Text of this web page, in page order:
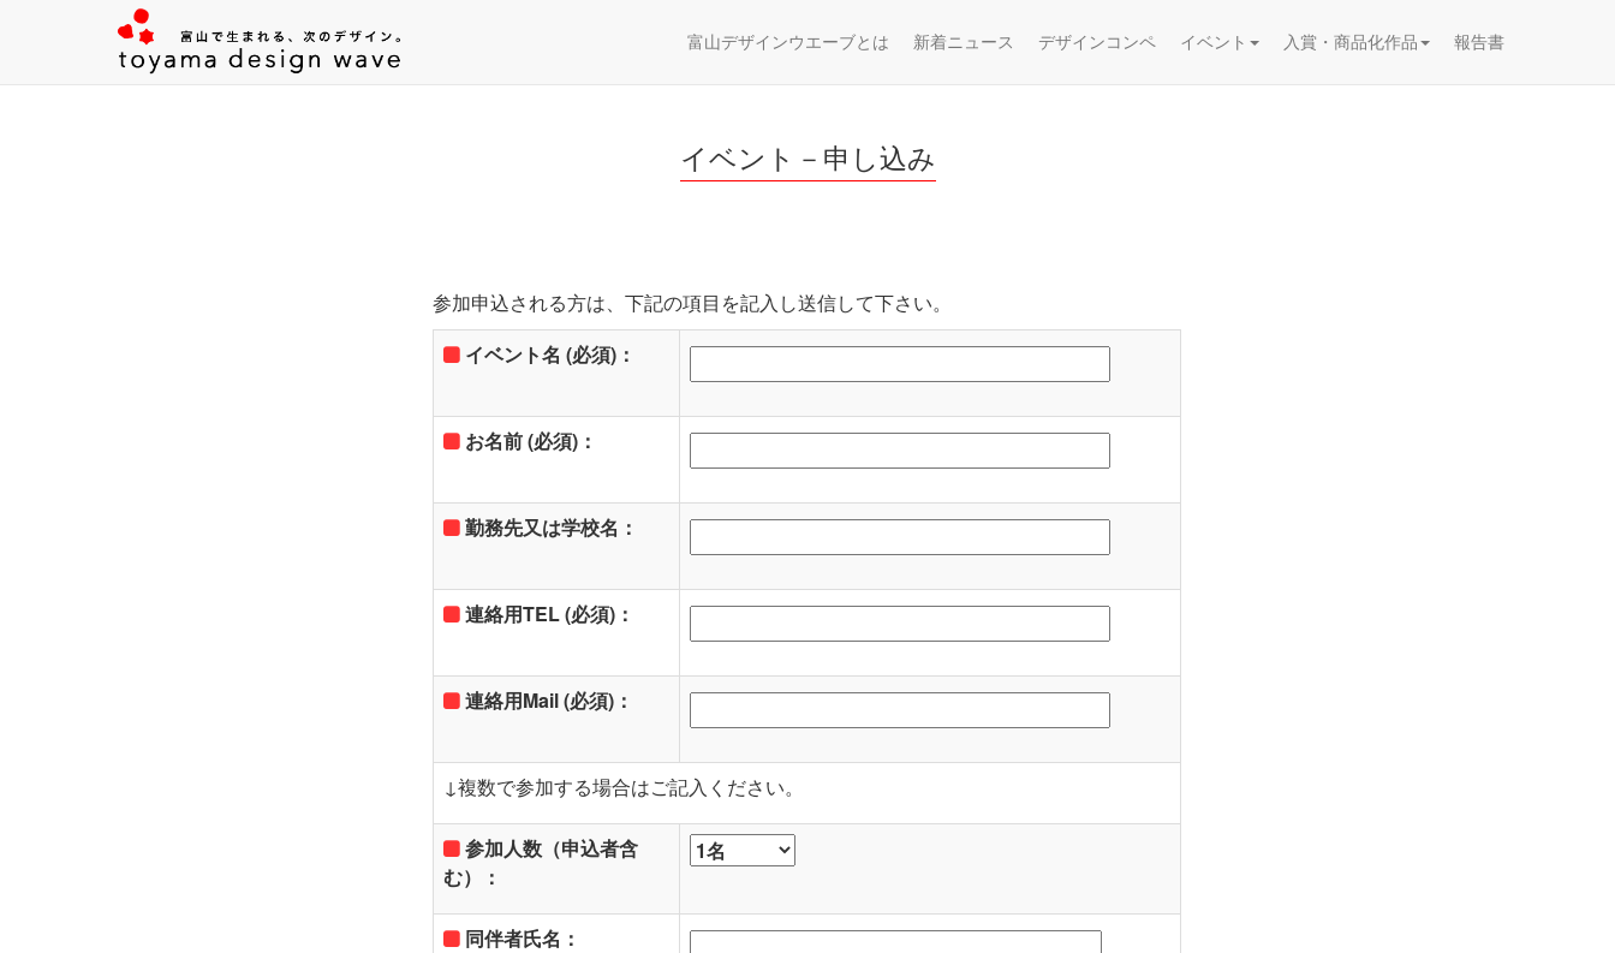
富山デザインウエーブとは 新着ニュース デザインコンペ イベント 入賞・商品化作品 報告書
イベント－申し込み
参加申込される方は、下記の項目を記入し送信して下さい。
イベント名 (必須)：
お名前 (必須)：
勤務先又は学校名：
連絡用TEL (必須)：
連絡用Mail (必須)：
↓複数で参加する場合はご記入ください。
参加人数（申込者含
む）：
同伴者氏名：